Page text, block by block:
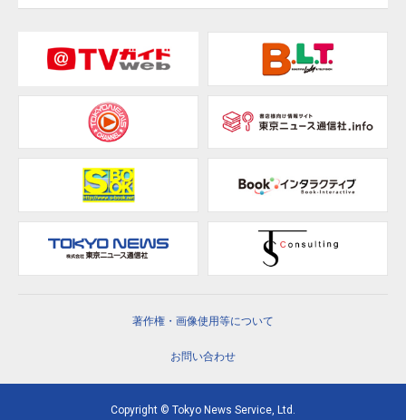
著作権・画像使用等について
お問い合わせ
Copyright © Tokyo News Service, Ltd.